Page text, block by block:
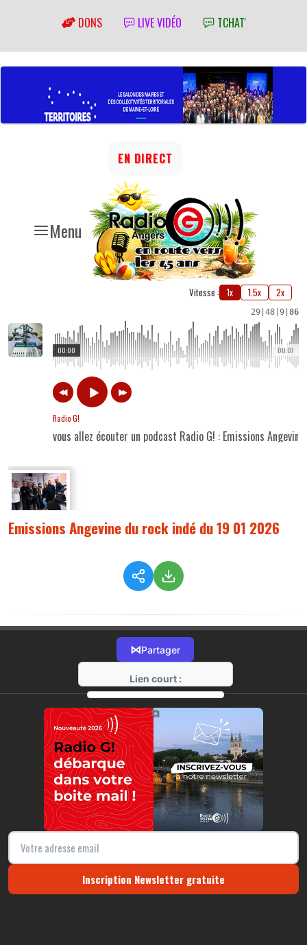
DONS LIVE VIDÉO TCHAT'
Menu
EN DIRECT
Vitesse : 1x 1.5x 2x
29 48 9 86
00:07
00:00
Radio G!
vous allez écouter un podcast Radio G! : Emissions
Emissions Angevine du rock indé du 19 01 2026
⋈Partager
Lien court :
https://radio-g.fr?20402
⧉
Inscription Newsletter gratuite